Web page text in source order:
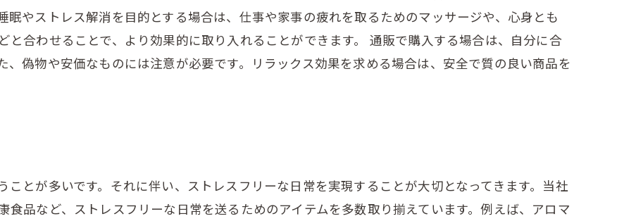
やストレス解消を目的とする場合は、仕事や家事の疲れを取るためのマッサージや、心身とも
と合わせることで、より効果的に取り入れることができます。 通販で購入する場合は、自分に合
、偽物や安価なものには注意が必要です。リラックス効果を求める場合は、安全で質の良い商品を
とが多いです。それに伴い、ストレスフリーな日常を実現することが大切となってきます。当社
食品など、ストレスフリーな日常を送るためのアイテムを多数取り揃えています。例えば、アロマ